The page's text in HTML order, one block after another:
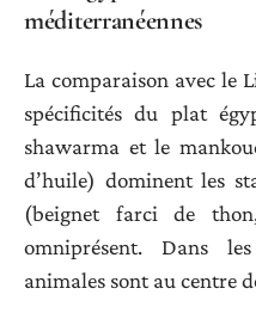
méditerranéennes
La comparaison avec le
spécificités du plat
shawarma et le
d’huile) dominent les
(beignet farci de
omniprésent. Dans
animales sont au centre